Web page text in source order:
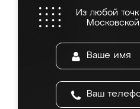
Из любой